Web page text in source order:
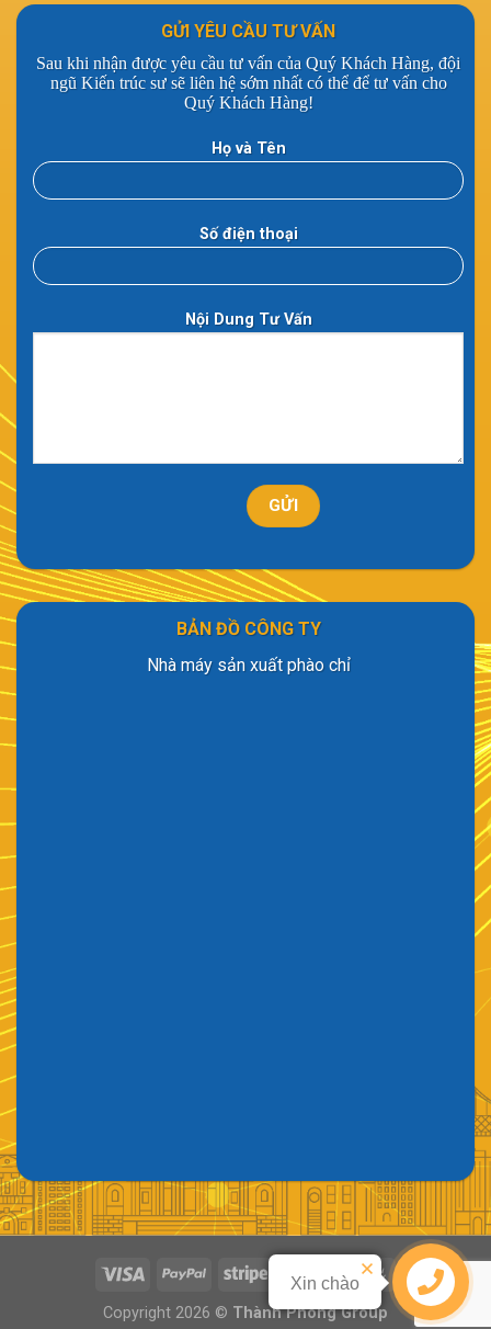
GỬI YÊU CẦU TƯ VẤN
Sau khi nhận được yêu cầu tư vấn của Quý Khách Hàng, đội
ngũ Kiến trúc sư sẽ liên hệ sớm nhất có thể để tư vấn cho
Quý Khách Hàng!
Họ và Tên
Số điện thoại
Nội Dung Tư Vấn
BẢN ĐỒ CÔNG TY
Nhà máy sản xuất phào chỉ
Copyright 2026 © Thành Phong Group
Xin chào